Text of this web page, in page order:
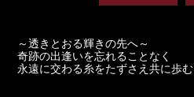
～透きとおる輝きの先へ～
奇跡の出逢いを忘れることなく
永遠に交わる糸をたずさえ共に歩む